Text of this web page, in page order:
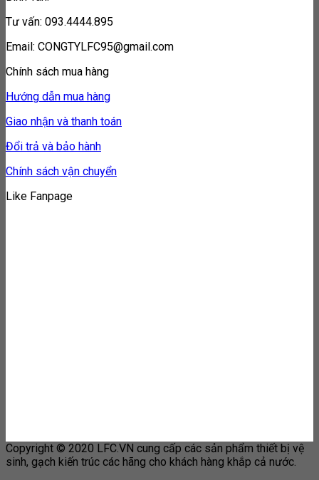
Tư vấn: 093.4444.895
Email: CONGTYLFC95@gmail.com
Chính sách mua hàng
Hướng dẫn mua hàng
Giao nhận và thanh toán
Đổi trả và bảo hành
Chính sách vận chuyển
Like Fanpage
Copyright © 2020 LFC.VN cung cấp các sản phẩm thiết bị vệ
sinh, gạch kiến trúc các hãng cho khách hàng khắp cả nước.